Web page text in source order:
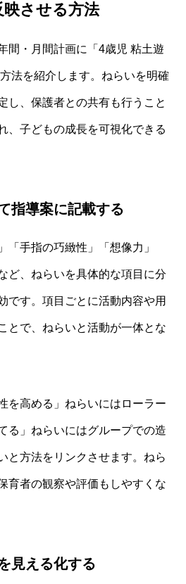
映させる方法
間・月間計画に「4歳児 粘土遊
法を紹介します。ねらいを明確
し、保護者との共有も行うこと
、子どもの成長を可視化できる
指導案に記載する
「手指の巧緻性」「想像力」
ど、ねらいを具体的な項目に分
です。項目ごとに活動内容や用
とで、ねらいと活動が一体とな
を高める」ねらいにはローラー
る」ねらいにはグループでの造
と方法をリンクさせます。ねら
育者の観察や評価もしやすくな
見える化する